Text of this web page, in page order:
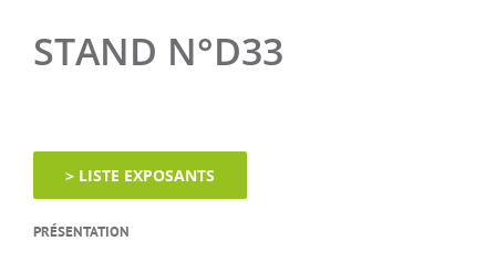
STAND N°D33
> LISTE EXPOSANTS
PRÉSENTATION